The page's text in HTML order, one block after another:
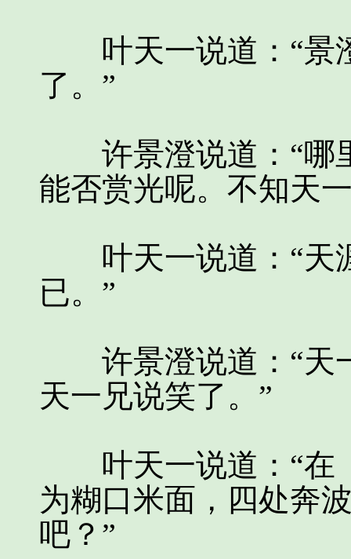
叶天一说道：“景
了。”
许景澄说道：“哪
能否赏光呢。不知天
叶天一说道：“天
已。”
许景澄说道：“天
天一兄说笑了。”
叶天一说道：“在
为糊口米面，四处奔
吧？”